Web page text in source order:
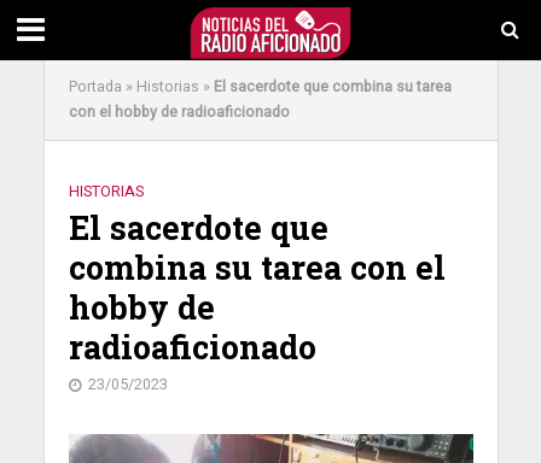
Portada » Historias » El sacerdote que combina su tarea
con el hobby de radioaficionado
HISTORIAS
El sacerdote que
combina su tarea con el
hobby de
radioaficionado
23/05/2023